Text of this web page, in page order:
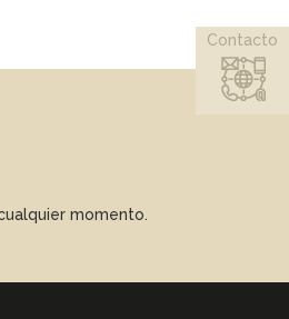
momento.
Contacto